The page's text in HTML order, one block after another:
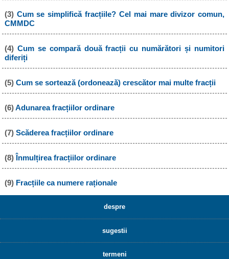
(3) Cum se simplifică fracțiile? Cel mai mare divizor comun,
CMMDC
(4) Cum se compară două fracții cu numărători și numitori
diferiți
(5) Cum se sortează (ordonează) crescător mai multe fracții
(6)Adunarea fracțiilor ordinare
(7) Scăderea fracțiilor ordinare
(8) Înmulțirea fracțiilor ordinare
(9) Fracțiile ca numere raționale
despre
sugestii
termeni